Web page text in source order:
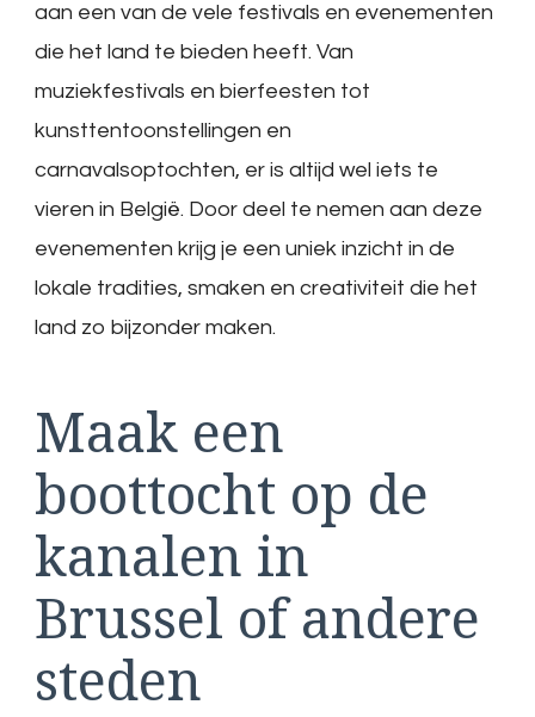
aan een van de vele festivals en evenementen
die het land te bieden heeft. Van
muziekfestivals en bierfeesten tot
kunsttentoonstellingen en
carnavalsoptochten, er is altijd wel iets te
vieren in België. Door deel te nemen aan deze
evenementen krijg je een uniek inzicht in de
lokale tradities, smaken en creativiteit die het
land zo bijzonder maken.
Maak een
boottocht op de
kanalen in
Brussel of andere
steden